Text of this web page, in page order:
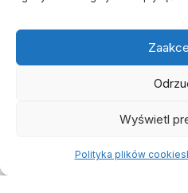
Wyświetl
Polityka plików cookies
Copyright © 2026 B2B -